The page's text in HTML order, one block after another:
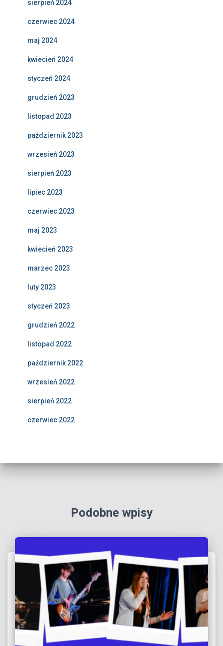
sierpień 2024
czerwiec 2024
maj 2024
kwiecień 2024
styczeń 2024
grudzień 2023
listopad 2023
październik 2023
wrzesień 2023
sierpień 2023
lipiec 2023
czerwiec 2023
maj 2023
kwiecień 2023
marzec 2023
luty 2023
styczeń 2023
grudzień 2022
listopad 2022
październik 2022
wrzesień 2022
sierpień 2022
czerwiec 2022
Podobne wpisy